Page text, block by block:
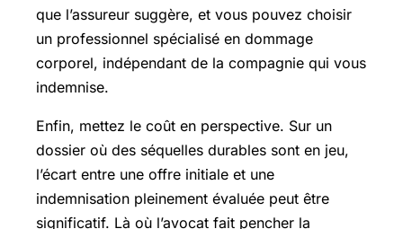
que l’assureur suggère, et vous pouvez choisir
un professionnel spécialisé en dommage
corporel, indépendant de la compagnie qui vous
indemnise.
Enfin, mettez le coût en perspective. Sur un
dossier où des séquelles durables sont en jeu,
l’écart entre une offre initiale et une
indemnisation pleinement évaluée peut être
significatif. Là où l’avocat fait pencher la